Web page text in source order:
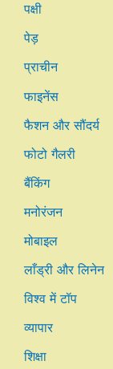
पक्षी
पेड़
प्राचीन
फाइनेंस
फैशन और सौंदर्य
फोटो गैलरी
बैंकिंग
मनोरंजन
मोबाइल
लाँड्री और लिनेन
विश्व में टॉप
व्यापार
शिक्षा